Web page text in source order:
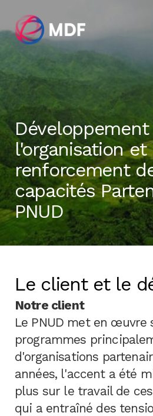
l'organisation et
renforcement
capacités
PNUD
Le client et le
Notre client
Le PNUD met en œuvre
programmes
d'organisations
années, l'accent a été
plus sur le travail de
qui a entraîné des